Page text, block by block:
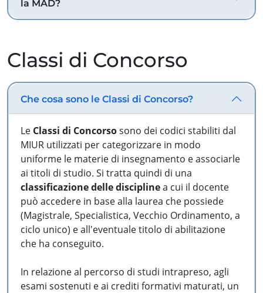
la MAD?
Classi di Concorso
Che cosa sono le Classi di Concorso?
Le Classi di Concorsosono dei codici stabiliti dal
MIUR utilizzati per categorizzare in modo
uniforme le materie di insegnamento e associarle
ai titoli di studio. Si tratta quindi di una
classificazione delle disciplinea cui il docente
può accedere in base alla laurea che possiede
(Magistrale, Specialistica, Vecchio Ordinamento, a
ciclo unico) e all'eventuale titolo di abilitazione
che ha conseguito.
In relazione al percorso di studi intrapreso, agli
esami sostenuti e ai crediti formativi maturati, un